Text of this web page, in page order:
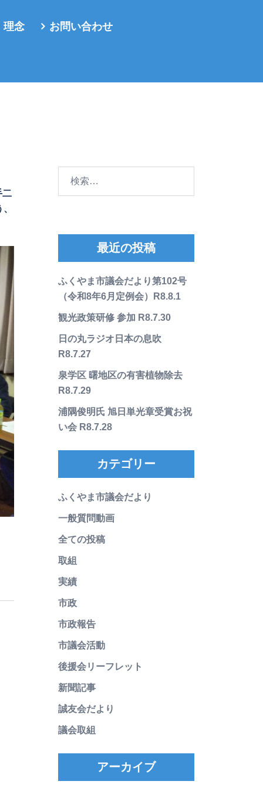
理念 お問い合わせ
二
最近の投稿
ふくやま市議会だより第102号
（令和8年6月定例会）R8.8.1
観光政策研修 参加 R8.7.30
日の丸ラジオ日本の息吹
R8.7.27
泉学区 曙地区の有害植物除去
R8.7.29
浦隅俊明氏 旭日単光章受賞お祝
い会 R8.7.28
カテゴリー
ふくやま市議会だより
一般質問動画
全ての投稿
取組
実績
市政
市政報告
市議会活動
後援会リーフレット
新聞記事
誠友会だより
議会取組
アーカイブ